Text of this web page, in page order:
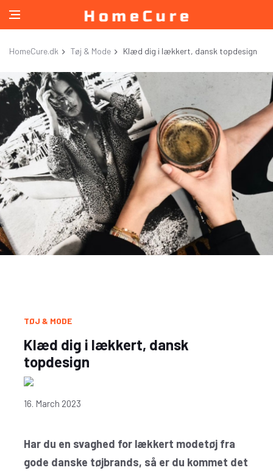
HomeCure.dk Tøj & Mode Klæd dig i lækkert, dansk topdesign
TØJ & MODE
Klæd dig i lækkert, dansk
topdesign
16. March 2023
Har du en svaghed for lækkert modetøj fra
gode danske tøjbrands, så er du kommet det